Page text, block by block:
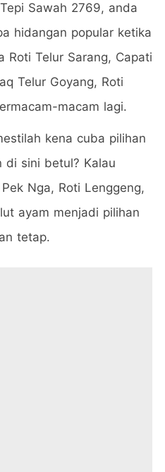
Sawah 2769, anda
hidangan popular ketika
Roti Telur Sarang, Capati
Telur Goyang, Roti
macam lagi.
kena cuba pilihan
di sini betul? Kalau
Nga, Roti Lenggeng,
ayam menjadi pilihan
tetap.